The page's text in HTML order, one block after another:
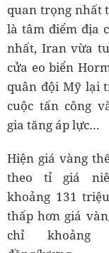
quan trọng nhất
là tâm điểm địa
nhất, Iran vừa
cửa eo biển
quân đội Mỹ lại
cuộc tấn công
gia tăng áp lực…
Hiện giá vàng
theo tỉ giá
khoảng 131
thấp hơn giá
chỉ khoảng